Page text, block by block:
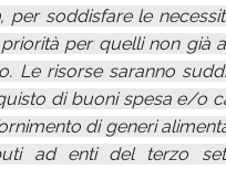
per soddisfare le
per quelli non già
Le risorse saranno
di buoni spesa e/o
di generi
ad enti del terzo